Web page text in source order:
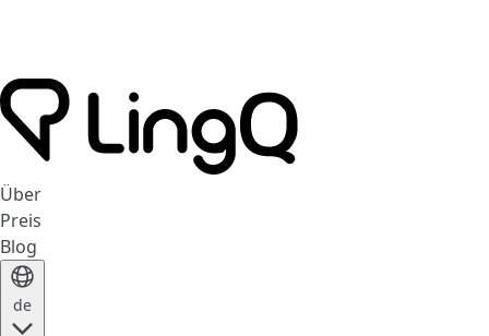
Über
Preis
Blog
de